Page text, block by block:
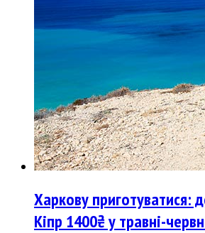
Харкову приготуватися:
Кіпр 1400₴ у травні-